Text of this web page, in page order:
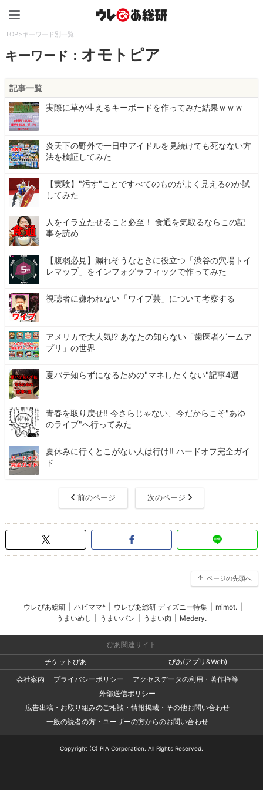
TOP>キーワード別一覧
キーワード： オモトピア
記事一覧
実際に草が生えるキーボードを作ってみた結果ｗｗｗ
炎天下の野外で一日中アイドルを見続けても死なない方
法を検証してみた
【実験】"汚す"ことですべてのものがよく見えるのか試
してみた
人をイラ立たせること必至！ 食通を気取るならこの記
事を読め
【腹弱必見】漏れそうなときに役立つ「渋谷の穴場トイ
レマップ」をインフォグラフィックで作ってみた
視聴者に嫌われない「ワイプ芸」について考察する
アメリカで大人気!? あなたの知らない「歯医者ゲームア
プリ」の世界
夏バテ知らずになるための"マネしたくない"記事4選
青春を取り戻せ!! 今さらじゃない、今だからこそ"あゆ
のライブ"へ行ってみた
夏休みに行くとこがない人は行け!! ハードオフ完全ガイ
ド
前のページ 次のページ
ページの先頭へ
ウレぴあ総研 ハピママ* ウレぴあ総研 ディズニー特集 mimot.
うまいめし
うまいパン うまい肉 Medery.
ぴあ関連サイト
チケットぴあ
ぴあ(アプリ&Web)
会社案内
プライバシーポリシー
アクセスデータの利用・著作権等
外部送信ポリシー
広告出稿・お取り組みのご相談・情報掲載・その他お問い合わせ
一般の読者の方・ユーザーの方からのお問い合わせ
Copyright (C) PIA Corporation. All Rights Reserved.